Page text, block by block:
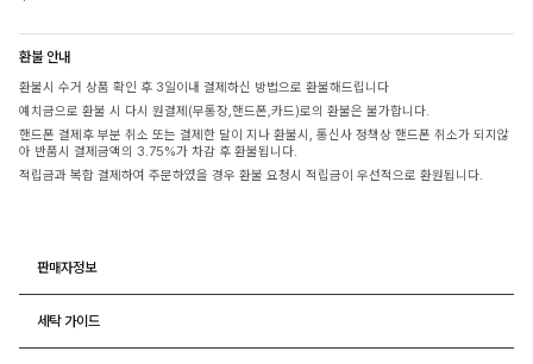
환불 안내
환불시 수거 상품 확인 후 3일이내 결제하신 방법으로 환불해드립니다
예치금으로 환불 시 다시 원결제(무통장,핸드폰,카드)로의 환불은 불가합니다.
핸드폰 결제후 부분 취소 또는 결제한 달이 지나 환불시, 통신사 정책상 핸드폰 취소가 되지않
아 반품시 결제금액의 3.75%가 차감 후 환불됩니다.
적립금과 복합 결제하여 주문하였을 경우 환불 요청시 적립금이 우선적으로 환원됩니다.
판매자정보
세탁 가이드